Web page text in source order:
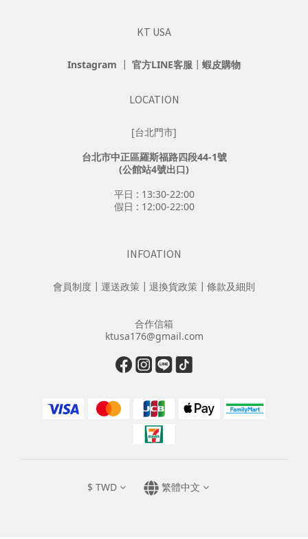
KT USA
Instagram ┃ 官方LINE客服 ┃ 蝦皮購物
LOCATION
[台北門市]
台北市中正區羅斯福路四段44-1號
(公館站4號出口)
平日 : 13:30-22:00
假日 : 12:00-22:00
INFOATION
會員制度 ┃ 運送政策 ┃ 退換貨政策 ┃ 條款及細則
合作信箱
ktusa176@gmail.com
$ TWD 繁體中文